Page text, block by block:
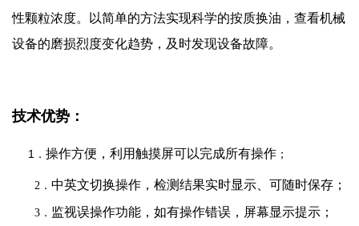
性颗粒浓度。以简单的方法实现科学的按质换油，查看机械
设备的磨损烈度变化趋势，及时发现设备故障。
技术优势：
1． 操作方便，利用触摸屏可以完成所有操作 ；
2． 中英文切换操作，检测结果实时显示、可随时保存；
3． 监视误操作功能，如有操作错误，屏幕显示提示；